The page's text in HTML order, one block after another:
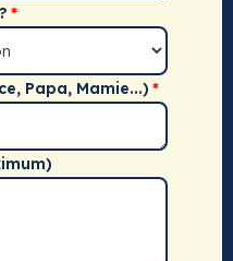
Papa, Mamie...)